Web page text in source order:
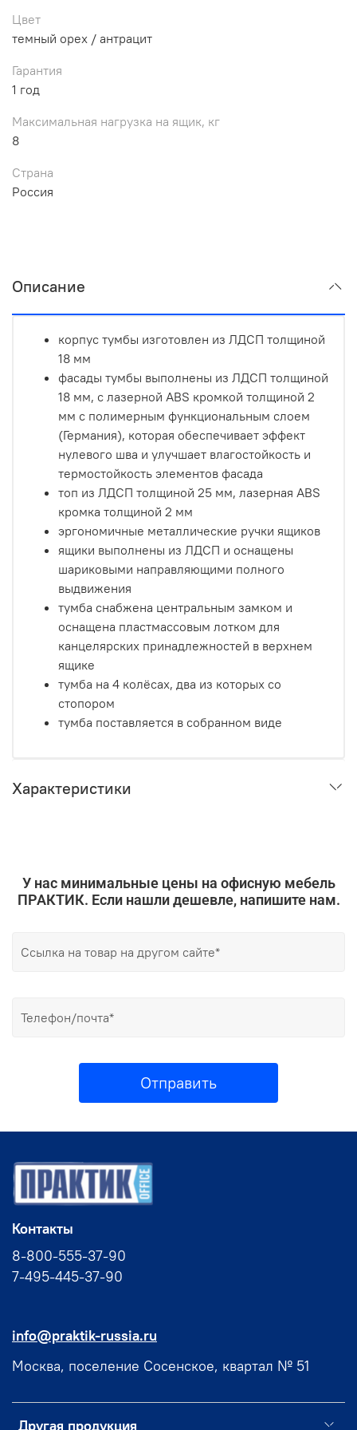
Цвет
темный орех / антрацит
Гарантия
1 год
Максимальная нагрузка на ящик, кг
8
Страна
Россия
Описание
корпус тумбы изготовлен из ЛДСП толщиной
18 мм
фасады тумбы выполнены из ЛДСП толщиной
18 мм, с лазерной ABS кромкой толщиной 2
мм с полимерным функциональным слоем
(Германия), которая обеспечивает эффект
нулевого шва и улучшает влагостойкость и
термостойкость элементов фасада
топ из ЛДСП толщиной 25 мм, лазерная ABS
кромка толщиной 2 мм
эргономичные металлические ручки ящиков
ящики выполнены из ЛДСП и оснащены
шариковыми направляющими полного
выдвижения
тумба снабжена центральным замком и
оснащена пластмассовым лотком для
канцелярских принадлежностей в верхнем
ящике
тумба на 4 колёсах, два из которых со
стопором
тумба поставляется в собранном виде
Характеристики
У нас минимальные цены на офисную мебель
ПРАКТИК. Если нашли дешевле, напишите нам.
Отправить
Другая продукция
Контакты
8-800-555-37-90
7-495-445-37-90
info@praktik-russia.ru
Москва, поселение Сосенское, квартал № 51